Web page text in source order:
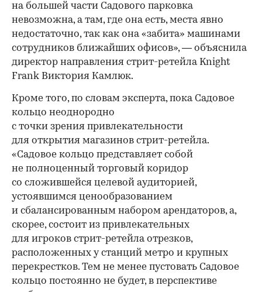
на большей части Садового парковка
невозможна, а там, где она есть, места явно
недостаточно, так как она «забита» машинами
сотрудников ближайших офисов», — объяснила
директор направления стрит-ретейла Knight
Frank Виктория Камлюк.
Кроме того, по словам эксперта, пока Садовое
кольцо неоднородно
с точки зрения привлекательности
для открытия магазинов стрит-ретейла.
«Садовое кольцо представляет собой
не полноценный торговый коридор
со сложившейся целевой аудиторией,
устоявшимся ценообразованием
и сбалансированным набором арендаторов, а,
скорее, состоит из привлекательных
для игроков стрит-ретейла отрезков,
расположенных у станций метро и крупных
перекрестков. Тем не менее пустовать Садовое
кольцо постоянно не будет, в перспективе